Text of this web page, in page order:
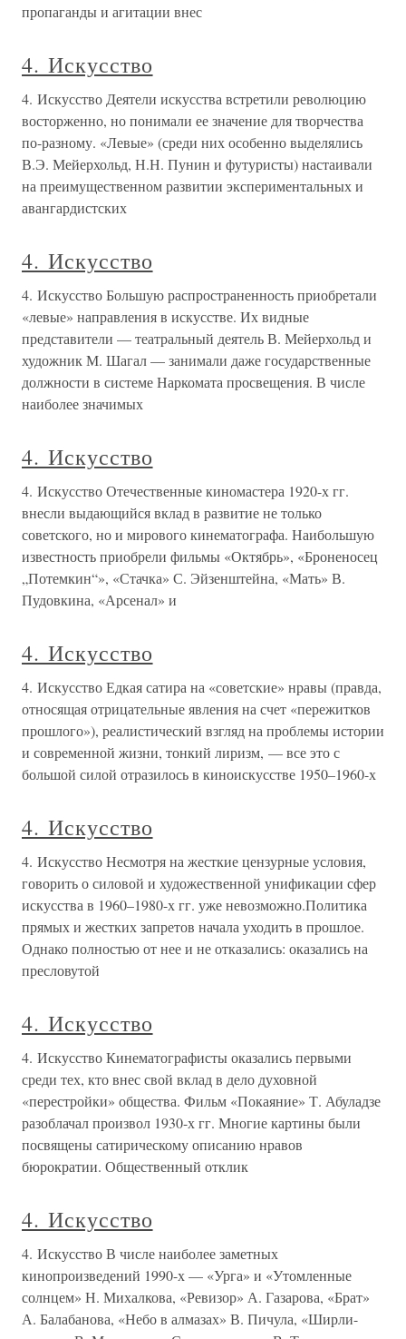
пропаганды и агитации внес
4. Искусство
4. Искусство Деятели искусства встретили революцию
восторженно, но понимали ее значение для творчества
по-разному. «Левые» (среди них особенно выделялись
В.Э. Мейерхольд, Н.Н. Пунин и футуристы) настаивали
на преимущественном развитии экспериментальных и
авангардистских
4. Искусство
4. Искусство Большую распространенность приобретали
«левые» направления в искусстве. Их видные
представители — театральный деятель В. Мейерхольд и
художник М. Шагал — занимали даже государственные
должности в системе Наркомата просвещения. В числе
наиболее значимых
4. Искусство
4. Искусство Отечественные киномастера 1920-х гг.
внесли выдающийся вклад в развитие не только
советского, но и мирового кинематографа. Наибольшую
известность приобрели фильмы «Октябрь», «Броненосец
„Потемкин“», «Стачка» С. Эйзенштейна, «Мать» В.
Пудовкина, «Арсенал» и
4. Искусство
4. Искусство Едкая сатира на «советские» нравы (правда,
относящая отрицательные явления на счет «пережитков
прошлого»), реалистический взгляд на проблемы истории
и современной жизни, тонкий лиризм, — все это с
большой силой отразилось в киноискусстве 1950–1960-х
4. Искусство
4. Искусство Несмотря на жесткие цензурные условия,
говорить о силовой и художественной унификации сфер
искусства в 1960–1980-х гг. уже невозможно.Политика
прямых и жестких запретов начала уходить в прошлое.
Однако полностью от нее и не отказались: оказались на
пресловутой
4. Искусство
4. Искусство Кинематографисты оказались первыми
среди тех, кто внес свой вклад в дело духовной
«перестройки» общества. Фильм «Покаяние» Т. Абуладзе
разоблачал произвол 1930-х гг. Многие картины были
посвящены сатирическому описанию нравов
бюрократии. Общественный отклик
4. Искусство
4. Искусство В числе наиболее заметных
кинопроизведений 1990-х — «Урга» и «Утомленные
солнцем» Н. Михалкова, «Ревизор» А. Газарова, «Брат»
А. Балабанова, «Небо в алмазах» В. Пичула, «Ширли-